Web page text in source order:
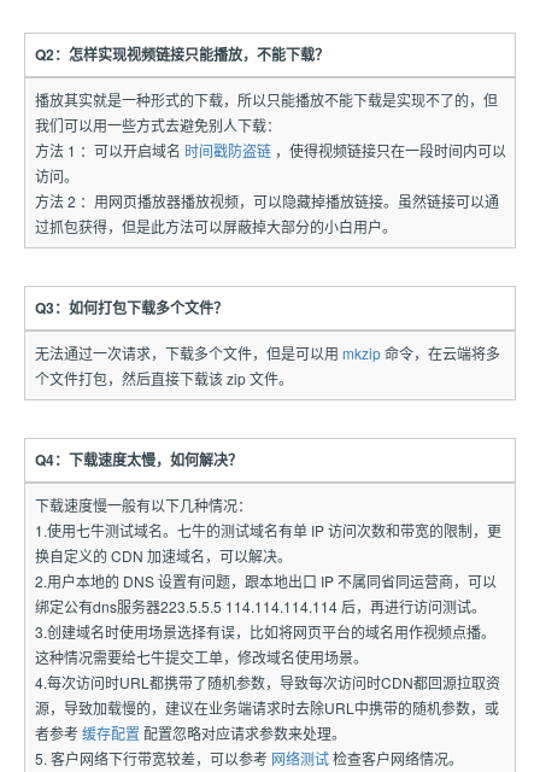
Q2：怎样实现视频链接只能播放，不能下载？
播放其实就是一种形式的下载，所以只能播放不能下载是实现不了的，但
我们可以用一些方式去避免别人下载：
方法 1 ：可以开启域名 时间戳防盗链，使得视频链接只在一段时间内可以
访问。
方法 2 ：用网页播放器播放视频，可以隐藏掉播放链接。虽然链接可以通
过抓包获得，但是此方法可以屏蔽掉大部分的小白用户。
Q3：如何打包下载多个文件？
无法通过一次请求，下载多个文件，但是可以用 mkzip命令，在云端将多
个文件打包，然后直接下载该 zip 文件。
Q4：下载速度太慢，如何解决？
下载速度慢一般有以下几种情况：
1.使用七牛测试域名。七牛的测试域名有单 IP 访问次数和带宽的限制，更
换自定义的 CDN 加速域名，可以解决。
2.用户本地的 DNS 设置有问题，跟本地出口 IP 不属同省同运营商，可以
绑定公有dns服务器223.5.5.5 114.114.114.114 后，再进行访问测试。
3.创建域名时使用场景选择有误，比如将网页平台的域名用作视频点播。
这种情况需要给七牛提交工单，修改域名使用场景。
4.每次访问时URL都携带了随机参数，导致每次访问时CDN都回源拉取资
源，导致加载慢的，建议在业务端请求时去除URL中携带的随机参数，或
者参考缓存配置 配置忽略对应请求参数来处理。
5. 客户网络下行带宽较差，可以参考 网络测试检查客户网络情况。